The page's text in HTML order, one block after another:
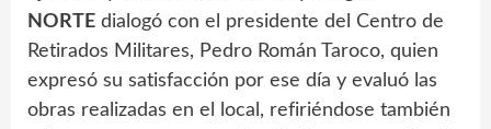
NORTE dialogó con el presidente del Centro de
Retirados Militares, Pedro Román Taroco, quien
expresó su satisfacción por ese día y evaluó las
obras realizadas en el local, refiriéndose también